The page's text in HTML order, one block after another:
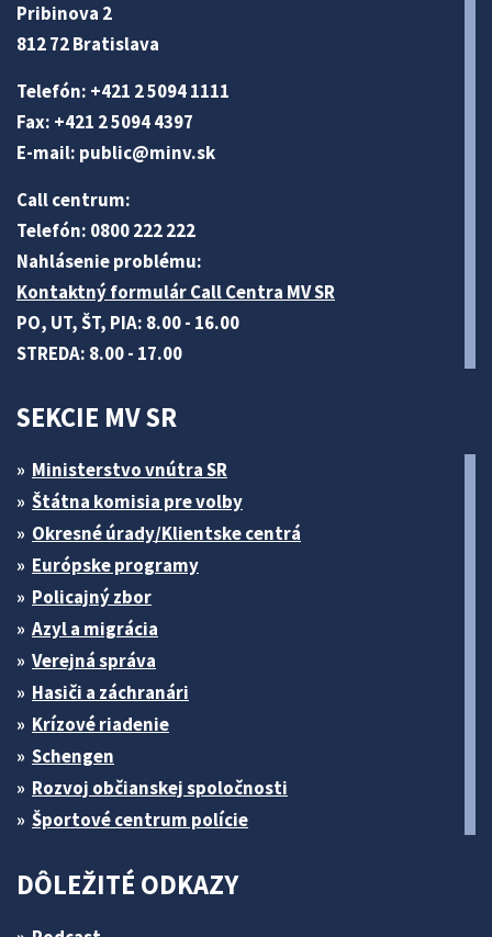
Pribinova 2
812 72 Bratislava
Telefón: +421 2 5094 1111
Fax: +421 2 5094 4397
E-mail: public@minv.sk
Call centrum:
Telefón: 0800 222 222
Nahlásenie problému:
Kontaktný formulár Call Centra MV SR
PO, UT, ŠT, PIA: 8.00 - 16.00
STREDA: 8.00 - 17.00
SEKCIE MV SR
Ministerstvo vnútra SR
Štátna komisia pre volby
Okresné úrady/Klientske centrá
Európske programy
Policajný zbor
Azyl a migrácia
Verejná správa
Hasiči a záchranári
Krízové riadenie
Schengen
Rozvoj občianskej spoločnosti
Športové centrum polície
DÔLEŽITÉ ODKAZY